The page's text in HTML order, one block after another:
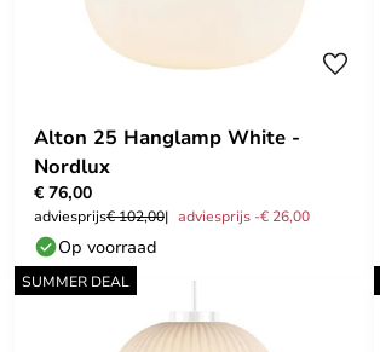
Alton 25 Hanglamp White -
Nordlux
€ 76,00
adviesprijs€ 102,00 adviesprijs -€ 26,00
Op voorraad
SUMMER DEAL